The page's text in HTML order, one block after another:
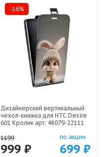
-16%
Дизайнерский вертикальный
чехол-книжка для HTC Desire
601 Кролик арт: 48079-22111
1199
999 ₽
по акции
699 ₽